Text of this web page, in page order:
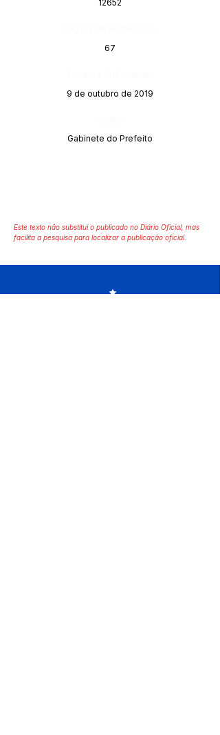
12652
67
9 de outubro de 2019
Gabinete do Prefeito
Este texto não substitui o publicado no Diário Oficial, mas
facilita a pesquisa para localizar a publicação oficial.